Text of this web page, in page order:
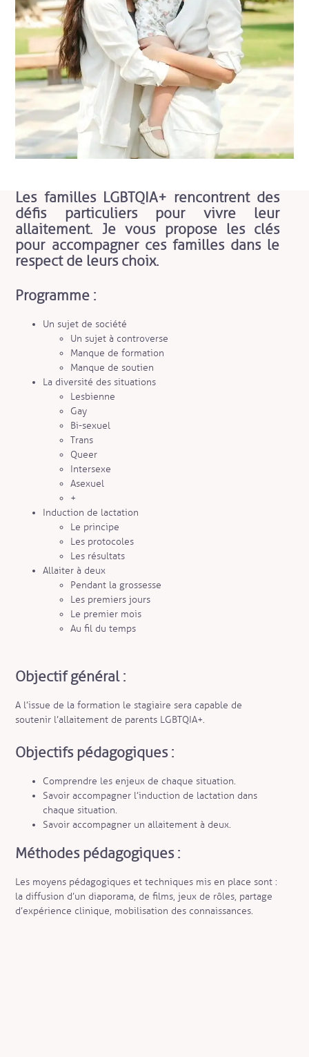
Les familles LGBTQIA+ rencontrent des
défis particuliers pour vivre leur
allaitement. Je vous propose les clés
pour accompagner ces familles dans le
respect de leurs choix.
Programme :
Un sujet de société
Un sujet à controverse
Manque de formation
Manque de soutien
La diversité des situations
Lesbienne
Gay
Bi-sexuel
Trans
Queer
Intersexe
Asexuel
+
Induction de lactation
Le principe
Les protocoles
Les résultats
Allaiter à deux
Pendant la grossesse
Les premiers jours
Le premier mois
Au fil du temps
Objectif général :
A l’issue de la formation le stagiaire sera capable de
soutenir l’allaitement de parents LGBTQIA+.
Objectifs pédagogiques :
Comprendre les enjeux de chaque situation.
Savoir accompagner l’induction de lactation dans
chaque situation.
Savoir accompagner un allaitement à deux.
Méthodes pédagogiques :
Les moyens pédagogiques et techniques mis en place sont :
la diffusion d’un diaporama, de films, jeux de rôles, partage
d’expérience clinique, mobilisation des connaissances.